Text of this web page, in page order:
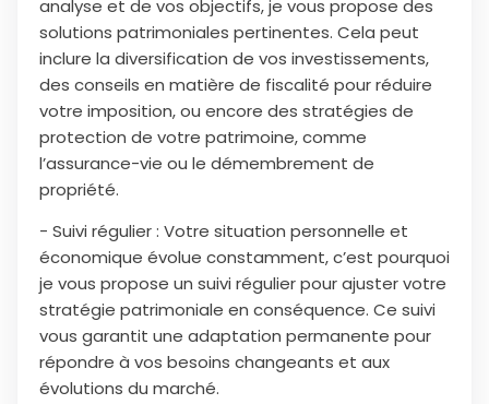
analyse et de vos objectifs, je vous propose des
solutions patrimoniales pertinentes. Cela peut
inclure la diversification de vos investissements,
des conseils en matière de fiscalité pour réduire
votre imposition, ou encore des stratégies de
protection de votre patrimoine, comme
l’assurance-vie ou le démembrement de
propriété.
- Suivi régulier : Votre situation personnelle et
économique évolue constamment, c’est pourquoi
je vous propose un suivi régulier pour ajuster votre
stratégie patrimoniale en conséquence. Ce suivi
vous garantit une adaptation permanente pour
répondre à vos besoins changeants et aux
évolutions du marché.